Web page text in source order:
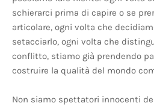
schierarci prima di capire o se
articolare, ogni volta che
setacciarlo, ogni volta che
conflitto, stiamo già prendendo
costruire la qualità del mondo
Non siamo spettatori innocenti